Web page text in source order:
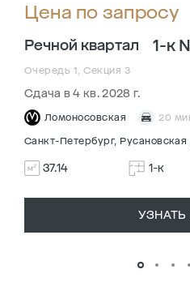
Цена по запросу
Речной квартал 1-к
Очередь 1, Секция 3
Сдача в 4 кв. 2028 г.
Ломоносовская 20
Санкт-Петербург, Русановская
37.14 1-к
УЗНАТЬ